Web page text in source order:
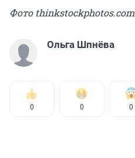
Фото thinkstockphotos.com
Ольга Шпнёва
0 0 0